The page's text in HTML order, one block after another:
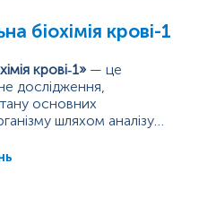
біохімія крові-1
крові‑1»— це
дослідження,
основних
шляхом аналізу
вуглеводного,
що відображають